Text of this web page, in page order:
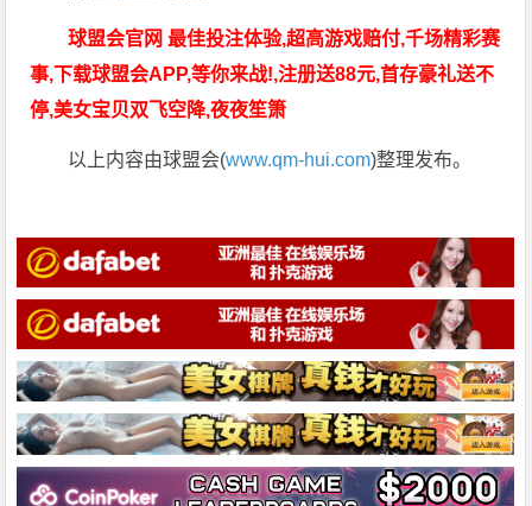
球盟会官网 最佳投注体验,超高游戏赔付,千场精彩赛
事,下载球盟会APP,等你来战!,注册送88元,首存豪礼送不
停,美女宝贝双飞空降,夜夜笙箫
以上内容由球盟会(www.qm-hui.com)整理发布。